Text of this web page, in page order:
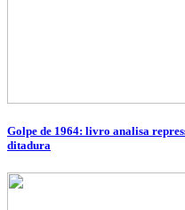
Golpe de 1964: livro analisa
ditadura